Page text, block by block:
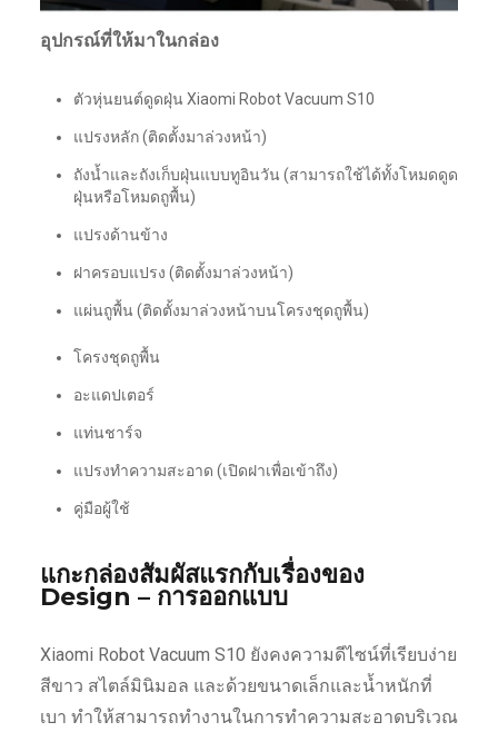
อุปกรณ์ที่ให้มาในกล่อง
ตัวหุ่นยนต์ดูดฝุ่น Xiaomi Robot Vacuum S10
แปรงหลัก (ติดตั้งมาล่วงหน้า)
ถังน้ำและถังเก็บฝุ่นแบบทูอินวัน (สามารถใช้ได้ทั้งโหมดดูด
ฝุ่นหรือโหมดถูพื้น)
แปรงด้านข้าง
ฝาครอบแปรง (ติดตั้งมาล่วงหน้า)
แผ่นถูพื้น (ติดตั้งมาล่วงหน้าบนโครงชุดถูพื้น)
โครงชุดถูพื้น
อะแดปเตอร์
แท่นชาร์จ
แปรงทำความสะอาด (เปิดฝาเพื่อเข้าถึง)
คู่มือผู้ใช้
แกะกล่องสัมผัสแรกกับเรื่องของ
Design – การออกแบบ
Xiaomi Robot Vacuum S10 ยังคงความดีไซน์ที่เรียบง่าย
สีขาว สไตล์มินิมอล และด้วยขนาดเล็กและน้ำหนักที่
เบา ทำให้สามารถทำงานในการทำความสะอาดบริเวณ